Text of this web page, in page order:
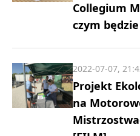
Collegium
czym będzie
Projekt
na
2022-07-07,